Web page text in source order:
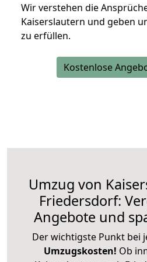
Wir verstehen die
Kaiserslautern und geben
zu erfüllen.
Kostenlose
Umzug von
Friedersdorf:
Angebote und
Der wichtigste Punkt bei
Umzugskosten! Ob